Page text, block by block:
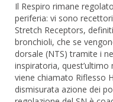
Il Respiro rimane
periferia: vi sono
Stretch Receptors,
bronchioli, che se
dorsale (NTS) tramite i
inspiratoria,
viene chiamato Riflesso
dismisurata azione dei